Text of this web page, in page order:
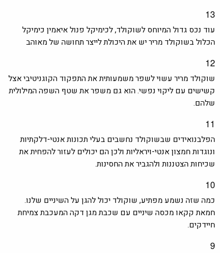
13
עוד נכס גדול המיוחס לשוקולד, לכימיקל פנול איאמין כימיקל
הכלול בשוקולד מריר יש את היכולת לייצר תחושה של מאוהב
12
שוקולד מריר עשוי לשפר משמעותית את התפקוד הקוגניטיבי אצל
קשישים עם ליקוי נפשי. הוא גם משפר את שטף השפה המילולית
שלהם.
11
הפלבנואידים שבשוקולד נחשבים בעלי תכונות אנטי-דלקתיות
ונוגדות חמצון אנטי-ויראליות ולכן הם יכולים לעזור להפחית את
שכיחות הצטננות ולהגביר את החסינות.
10
כמה שזה נשמע מפתיע, שוקולד יכול להגן על השיניים שלנו.
חמאת קקאו מכסה שיניים עם שכבת מגן דקה המעכבת צמיחת
חיידקים.
9